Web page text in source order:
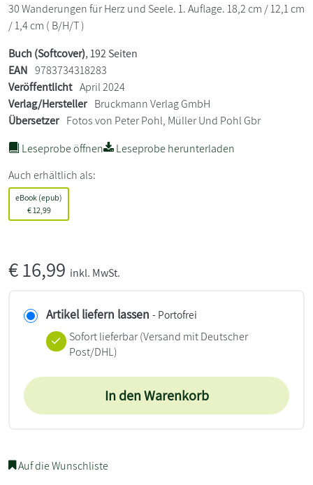
30 Wanderungen für Herz und Seele. 1. Auflage. 18,2 cm / 12,1 cm
/ 1,4 cm ( B/H/T )
Buch (Softcover), 192 Seiten
EAN 9783734318283
Veröffentlicht April 2024
Verlag/Hersteller Bruckmann Verlag GmbH
Übersetzer Fotos von Peter Pohl, Müller Und Pohl Gbr
Leseprobe öffnen
Leseprobe herunterladen
Auch erhältlich als:
eBook (epub)
€12,99
€16,99 inkl. MwSt.
Artikel liefern lassen - Portofrei
Sofort lieferbar(Versand mit Deutscher
Post/DHL)
In den Warenkorb
Auf die Wunschliste